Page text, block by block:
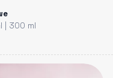
| 300 ml